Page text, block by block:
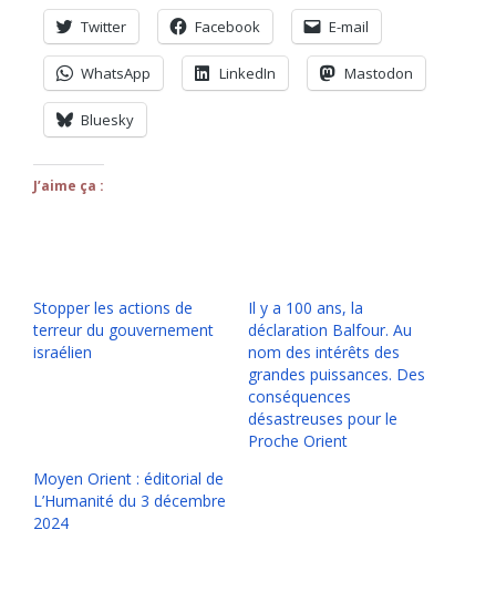
Twitter Facebook E-mail
WhatsApp LinkedIn Mastodon
Bluesky
J’aime ça :
Stopper les actions de
terreur du gouvernement
israélien
Il y a 100 ans, la
déclaration Balfour. Au
nom des intérêts des
grandes puissances. Des
conséquences
désastreuses pour le
Proche Orient
Moyen Orient : éditorial de
L’Humanité du 3 décembre
2024